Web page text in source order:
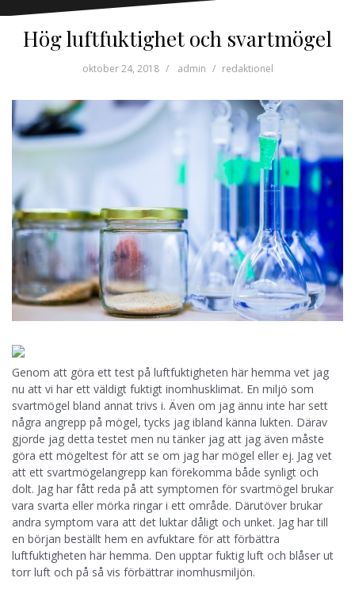
Hög luftfuktighet och svartmögel
oktober 24, 2018 admin redaktionel
Genom att göra ett test på luftfuktigheten här hemma vet jag
nu att vi har ett väldigt fuktigt inomhusklimat. En miljö som
svartmögel bland annat trivs i. Även om jag ännu inte har sett
några angrepp på mögel, tycks jag ibland känna lukten. Därav
gjorde jag detta testet men nu tänker jag att jag även måste
göra ett mögeltest för att se om jag har mögel eller ej. Jag vet
att ett svartmögelangrepp kan förekomma både synligt och
dolt. Jag har fått reda på att symptomen för svartmögel brukar
vara svarta eller mörka ringar i ett område. Därutöver brukar
andra symptom vara att det luktar dåligt och unket. Jag har till
en början beställt hem en avfuktare för att förbättra
luftfuktigheten här hemma. Den upptar fuktig luft och blåser ut
torr luft och på så vis förbättrar inomhusmiljön.